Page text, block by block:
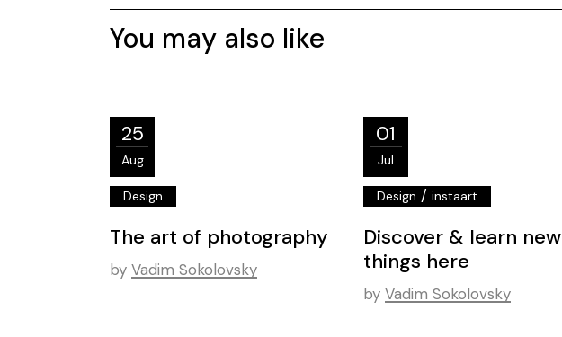
You may also like
25
Aug
Design
The art of photography
by Vadim Sokolovsky
01
Jul
Design /instaart
Discover & learn new
things here
by Vadim Sokolovsky